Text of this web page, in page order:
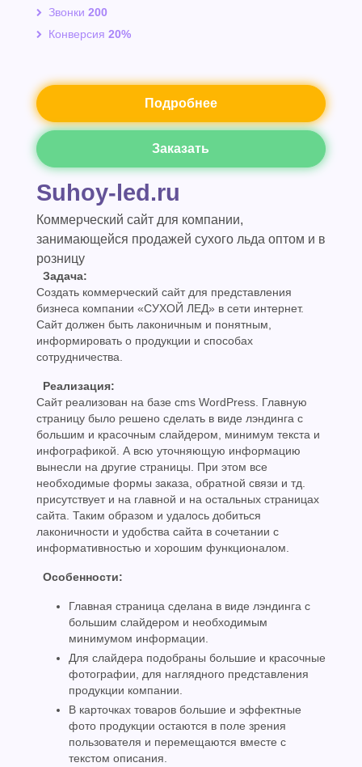
Звонки 200
Конверсия 20%
Подробнее
Заказать
Suhoy-led.ru
Коммерческий сайт для компании,
занимающейся продажей сухого льда оптом и в
розницу
Задача:
Создать коммерческий сайт для представления
бизнеса компании «СУХОЙ ЛЕД» в сети интернет.
Сайт должен быть лаконичным и понятным,
информировать о продукции и способах
сотрудничества.
Реализация:
Сайт реализован на базе cms WordPress. Главную
страницу было решено сделать в виде лэндинга с
большим и красочным слайдером, минимум текста и
инфографикой. А всю уточняющую информацию
вынесли на другие страницы. При этом все
необходимые формы заказа, обратной связи и тд.
присутствует и на главной и на остальных страницах
сайта. Таким образом и удалось добиться
лаконичности и удобства сайта в сочетании с
информативностью и хорошим функционалом.
Особенности:
Главная страница сделана в виде лэндинга с
большим слайдером и необходимым
минимумом информации.
Для слайдера подобраны большие и красочные
фотографии, для наглядного представления
продукции компании.
В карточках товаров большие и эффектные
фото продукции остаются в поле зрения
пользователя и перемещаются вместе с
текстом описания.